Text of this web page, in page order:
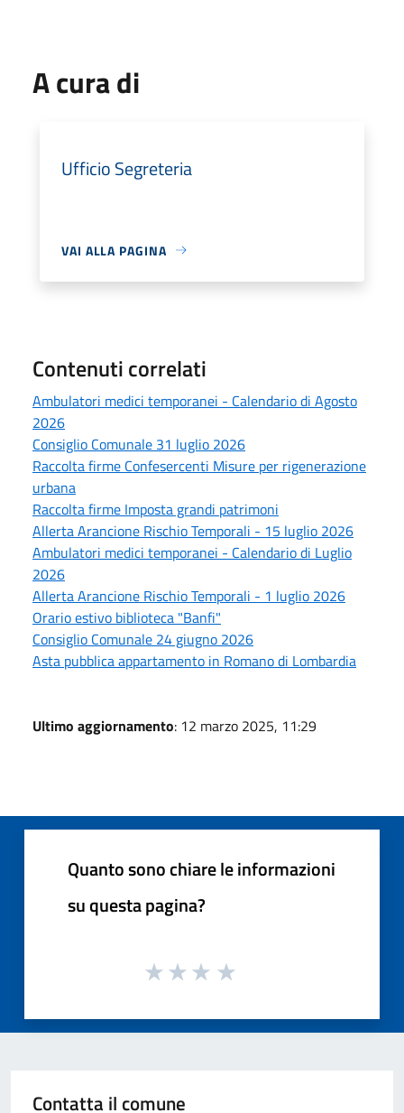
A cura di
Ufficio Segreteria
VAI ALLA PAGINA
Contenuti correlati
Ambulatori medici temporanei - Calendario di Agosto
2026
Consiglio Comunale 31 luglio 2026
Raccolta firme Confesercenti Misure per rigenerazione
urbana
Raccolta firme Imposta grandi patrimoni
Allerta Arancione Rischio Temporali - 15 luglio 2026
Ambulatori medici temporanei - Calendario di Luglio
2026
Allerta Arancione Rischio Temporali - 1 luglio 2026
Orario estivo biblioteca "Banfi"
Consiglio Comunale 24 giugno 2026
Asta pubblica appartamento in Romano di Lombardia
Ultimo aggiornamento: 12 marzo 2025, 11:29
Quanto sono chiare le informazioni
su questa pagina?
Contatta il comune